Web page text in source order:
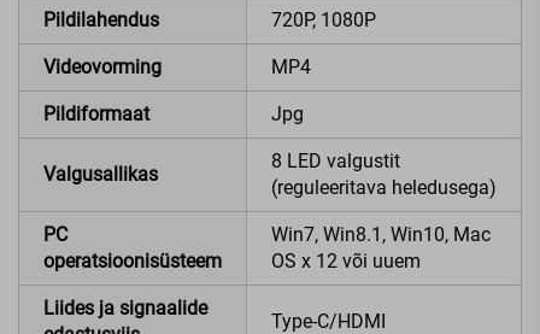
Pildilahendus 720P, 1080P
Videovorming MP4
Pildiformaat Jpg
Valgusallikas
8 LED valgustit
(reguleeritava heledusega)
PC
operatsioonisüsteem
Win7, Win8.1, Win10, Mac
OS x 12 või uuem
Liides ja signaalide
Type-C/HDMI